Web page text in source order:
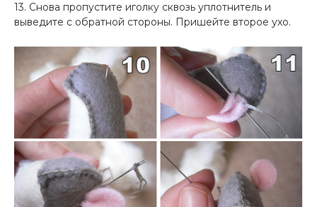
13. Снова пропустите иголку сквозь уплотнитель и
выведите с обратной стороны. Пришейте второе ухо.